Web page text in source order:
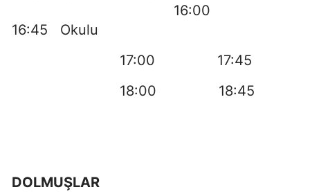
16:00
16:45 Okulu
17:00 17:45
18:00 18:45
DOLMUŞLAR